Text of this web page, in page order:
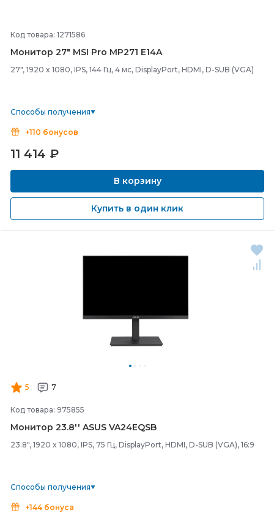
Код товара: 1271586
Монитор 27" MSI Pro MP271 E14A
27", 1920 x 1080, IPS, 144 Гц, 4 мс, DisplayPort, HDMI, D-SUB (VGA)
Способы получения
+110 бонусов
11 414 ₽
В корзину
Купить в один клик
5 7
Код товара: 975855
Монитор 23.8'' ASUS VA24EQSB
23.8", 1920 x 1080, IPS, 75 Гц, DisplayPort, HDMI, D-SUB (VGA), 16:9
Способы получения
+144 бонуса